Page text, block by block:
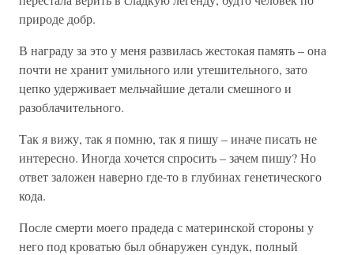
природе добр.
В награду за это у меня развилась жестокая память – она
почти не хранит умильного или утешительного, зато
цепко удерживает мельчайшие детали смешного и
разоблачительного.
Так я вижу, так я помню, так я пишу – иначе писать не
интересно. Иногда хочется спросить – зачем пишу? Но
ответ заложен наверно где-то в глубинах генетического
кода.
После смерти моего прадеда с материнской стороны у
него под кроватью был обнаружен сундук, полный